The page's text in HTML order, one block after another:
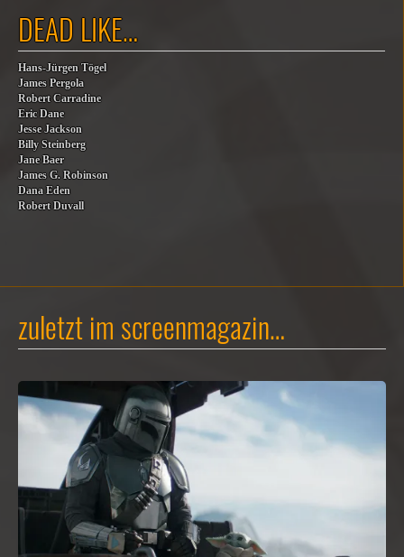
DEAD LIKE…
Hans-Jürgen Tögel
James Pergola
Robert Carradine
Eric Dane
Jesse Jackson
Billy Steinberg
Jane Baer
James G. Robinson
Dana Eden
Robert Duvall
zuletzt im screenmagazin…